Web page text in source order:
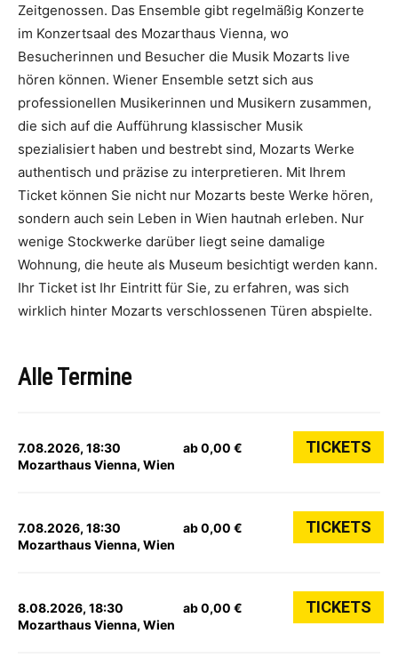
Zeitgenossen. Das Ensemble gibt regelmäßig Konzerte
im Konzertsaal des Mozarthaus Vienna, wo
Besucherinnen und Besucher die Musik Mozarts live
hören können. Wiener Ensemble setzt sich aus
professionellen Musikerinnen und Musikern zusammen,
die sich auf die Aufführung klassischer Musik
spezialisiert haben und bestrebt sind, Mozarts Werke
authentisch und präzise zu interpretieren. Mit Ihrem
Ticket können Sie nicht nur Mozarts beste Werke hören,
sondern auch sein Leben in Wien hautnah erleben. Nur
wenige Stockwerke darüber liegt seine damalige
Wohnung, die heute als Museum besichtigt werden kann.
Ihr Ticket ist Ihr Eintritt für Sie, zu erfahren, was sich
wirklich hinter Mozarts verschlossenen Türen abspielte.
Alle Termine
7.08.2026, 18:30
Mozarthaus Vienna, Wien
ab 0,00 € TICKETS
7.08.2026, 18:30
Mozarthaus Vienna, Wien
ab 0,00 € TICKETS
8.08.2026, 18:30
Mozarthaus Vienna, Wien
ab 0,00 € TICKETS